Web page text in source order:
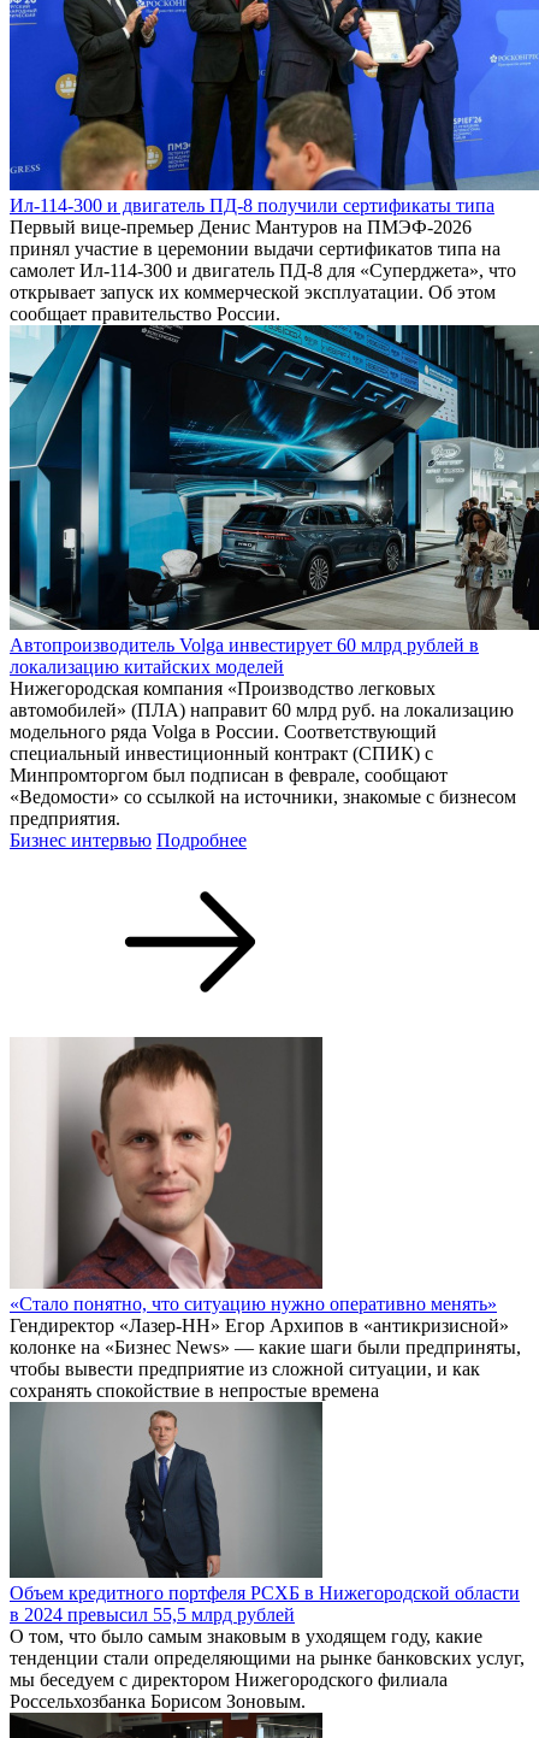
Ил-114-300 и двигатель ПД-8 получили сертификаты типа
Первый вице-премьер Денис Мантуров на ПМЭФ-2026
принял участие в церемонии выдачи сертификатов типа на
самолет Ил-114-300 и двигатель ПД-8 для «Суперджета», что
открывает запуск их коммерческой эксплуатации. Об этом
сообщает правительство России.
Автопроизводитель Volga инвестирует 60 млрд рублей в
локализацию китайских моделей
Нижегородская компания «Производство легковых
автомобилей» (ПЛА) направит 60 млрд руб. на локализацию
модельного ряда Volga в России. Соответствующий
специальный инвестиционный контракт (СПИК) с
Минпромторгом был подписан в феврале, сообщают
«Ведомости» со ссылкой на источники, знакомые с бизнесом
предприятия.
Бизнес интервью Подробнее
«Стало понятно, что ситуацию нужно оперативно менять»
Гендиректор «Лазер-НН» Егор Архипов в «антикризисной»
колонке на «Бизнес News» — какие шаги были предприняты,
чтобы вывести предприятие из сложной ситуации, и как
сохранять спокойствие в непростые времена
Объем кредитного портфеля РСХБ в Нижегородской области
в 2024 превысил 55,5 млрд рублей
О том, что было самым знаковым в уходящем году, какие
тенденции стали определяющими на рынке банковских услуг,
мы беседуем с директором Нижегородского филиала
Россельхозбанка Борисом Зоновым.